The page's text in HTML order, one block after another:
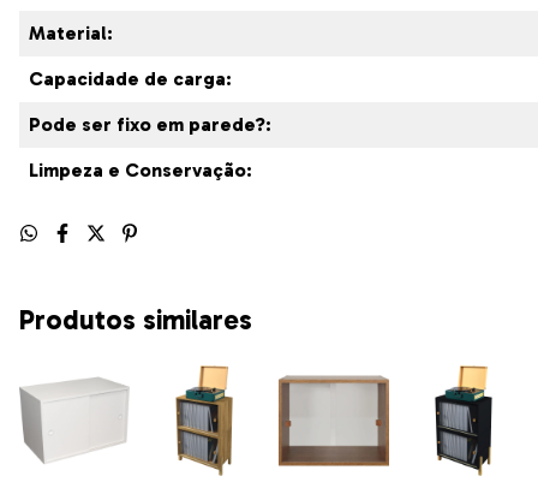
Material:
Capacidade de carga:
Pode ser fixo em parede?:
Limpeza e Conservação:
Produtos similares